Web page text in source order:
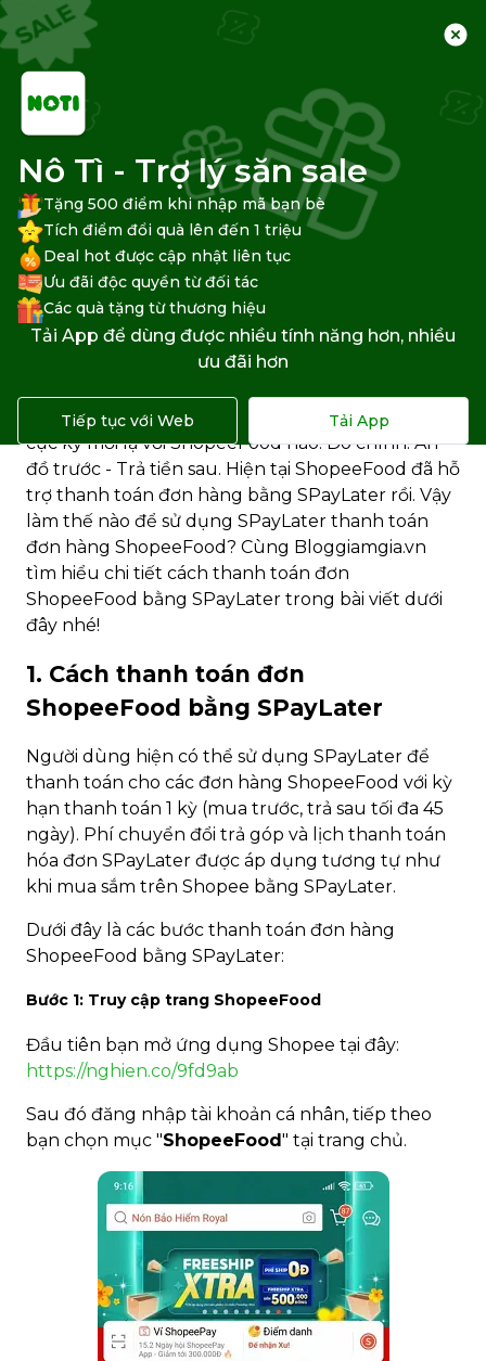
Trang chủ
Shopee
Thanh toán Shopee
Cách thanh toán đơn
ShopeeFood bằng SPayLater
ra sao?
Nếu rồi hãy nhanh tay trải nghiệm một cảm giác
cực kỳ mới lạ với ShopeeFood nào. Đó chính: Ăn
đồ trước - Trả tiền sau. Hiện tại ShopeeFood đã hỗ
trợ thanh toán đơn hàng bằng SPayLater rồi. Vậy
làm thế nào để sử dụng SPayLater thanh toán
đơn hàng ShopeeFood? Cùng Bloggiamgia.vn
tìm hiểu chi tiết cách thanh toán đơn
ShopeeFood bằng SPayLater trong bài viết dưới
đây nhé!
1. Cách thanh toán đơn
ShopeeFood bằng SPayLater
Người dùng hiện có thể sử dụng SPayLater để
thanh toán cho các đơn hàng ShopeeFood với kỳ
hạn thanh toán 1 kỳ (mua trước, trả sau tối đa 45
ngày). Phí chuyển đổi trả góp và lịch thanh toán
hóa đơn SPayLater được áp dụng tương tự như
khi mua sắm trên Shopee bằng SPayLater.
Dưới đây là các bước thanh toán đơn hàng
ShopeeFood bằng SPayLater:
Bước 1: Truy cập trang ShopeeFood
Đầu tiên bạn mở ứng dụng Shopee tại đây:
https://nghien.co/9fd9ab
Sau đó đăng nhập tài khoản cá nhân, tiếp theo
bạn chọn mục "ShopeeFood" tại trang chủ.
Nô Tì - Trợ lý săn sale
Tặng 500 điểm khi nhập mã bạn bè
Tích điểm đổi quà lên đến 1 triệu
Deal hot được cập nhật liên tục
Ưu đãi độc quyền từ đối tác
Các quà tặng từ thương hiệu
Tải App để dùng được nhiều tính năng hơn, nhiều
ưu đãi hơn
Tiếp tục với Web Tải App